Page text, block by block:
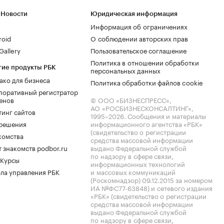
продукты РБК
для бизнеса
регистратор
сайтов
знакомств podbor.ru
управления РБК
Юридическая информация
Информация об ограничениях
О соблюдении авторских прав
Пользовательское соглашение
Политика в отношении обработки
персональных данных
Политика обработки файлов cookie
© ООО «БИЗНЕСПРЕСС»,
АО «РОСБИЗНЕСКОНСАЛТИНГ»,
1995–2026. Сообщения и материалы
информационного агентства «РБК»
(свидетельство о регистрации
средства массовой информации
выдано Федеральной службой
по надзору в сфере связи,
информационных технологий
и массовых коммуникаций
(Роскомнадзор) 09.12.2015 за номером
ИА №ФС77-63848) и сетевого издания
«РБК» (свидетельство о регистрации
средства массовой информации
выдано Федеральной службой
по надзору в сфере связи,